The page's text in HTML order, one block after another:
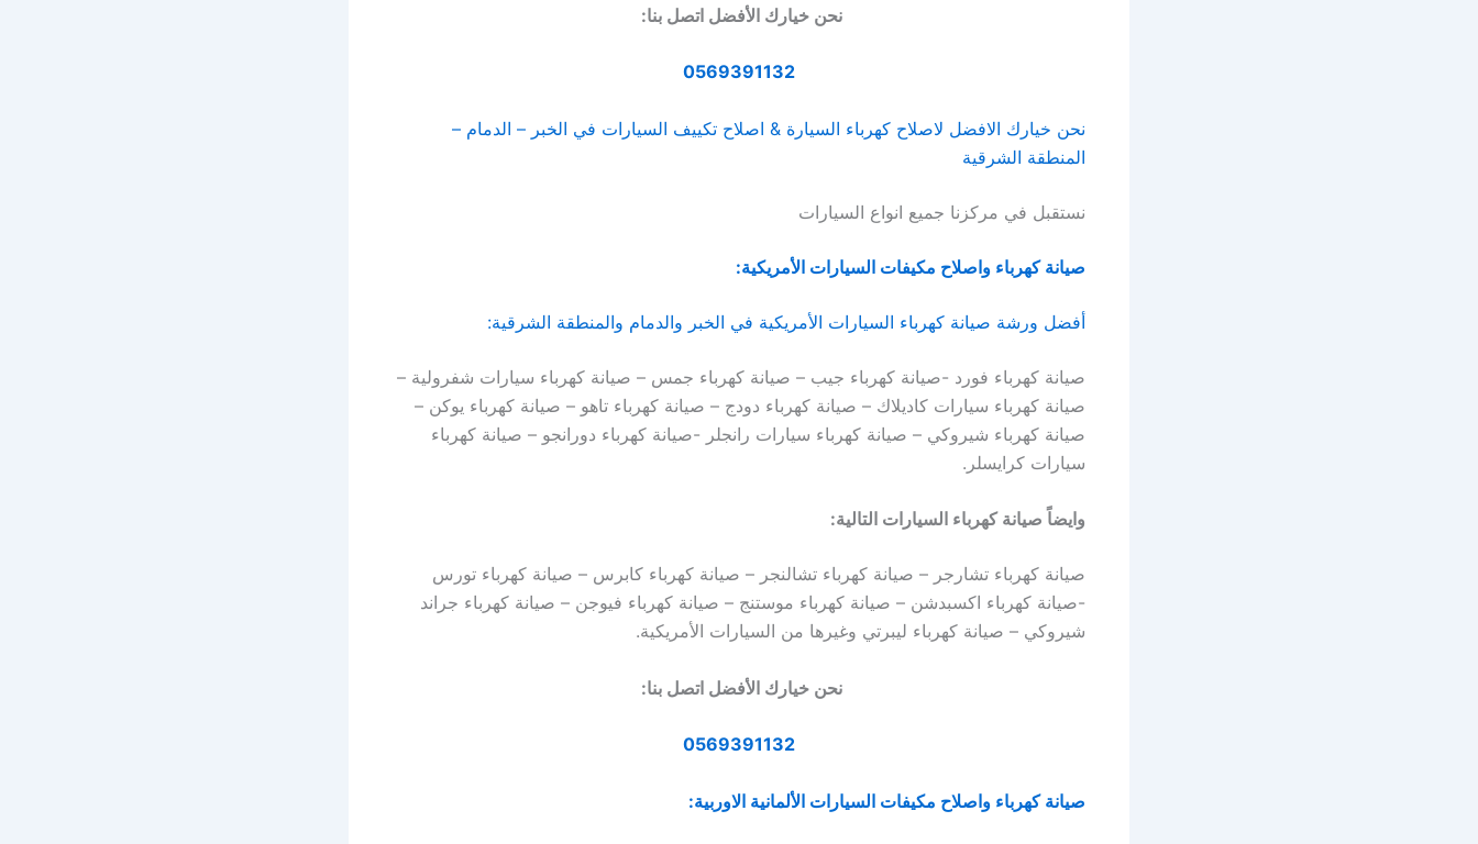
نحن خيارك الأفضل اتصل بنا:
0569391132
نحن خيارك الافضل لاصلاح كهرباء السيارة & اصلاح تكييف السيارات في الخبر – الدمام –
المنطقة الشرقية
نستقبل في مركزنا جميع انواع السيارات
صيانة كهرباء واصلاح مكيفات السيارات الأمريكية:
أفضل ورشة صيانة كهرباء السيارات الأمريكية في الخبر والدمام والمنطقة الشرقية:
صيانة كهرباء فورد -صيانة كهرباء جيب – صيانة كهرباء جمس – صيانة كهرباء سيارات شفرولية –
صيانة كهرباء سيارات كاديلاك – صيانة كهرباء دودج – صيانة كهرباء تاهو – صيانة كهرباء يوكن –
صيانة كهرباء شيروكي – صيانة كهرباء سيارات رانجلر -صيانة كهرباء دورانجو – صيانة كهرباء
سيارات كرايسلر.
وايضاً صيانة كهرباء السيارات التالية:
صيانة كهرباء تشارجر – صيانة كهرباء تشالنجر – صيانة كهرباء كابرس – صيانة كهرباء تورس
-صيانة كهرباء اكسبدشن – صيانة كهرباء موستنج – صيانة كهرباء فيوجن – صيانة كهرباء جراند
شيروكي – صيانة كهرباء ليبرتي وغيرها من السيارات الأمريكية.
نحن خيارك الأفضل اتصل بنا:
0569391132
صيانة كهرباء واصلاح مكيفات السيارات الألمانية الاوربية: